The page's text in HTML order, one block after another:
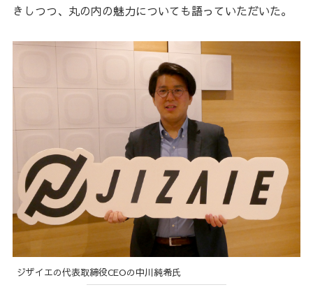
きしつつ、丸の内の魅力についても語っていただいた。
ジザイエの代表取締役CEOの中川純希氏